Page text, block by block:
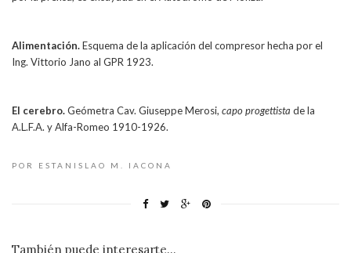
Alimentación.Esquema de la aplicación del compresor hecha por el
Ing. Vittorio Jano al GPR 1923.
El cerebro.Geómetra Cav. Giuseppe Merosi, capo progettista de la
A.L.F.A. y Alfa-Romeo 1910-1926.
POR ESTANISLAO M. IACONA
También puede interesarte...